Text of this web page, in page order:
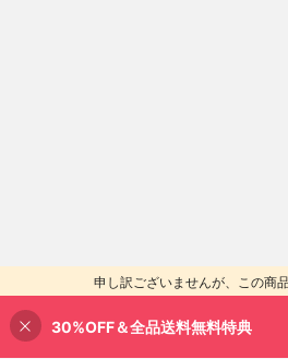
申し訳ございませんが、この商
類似商品
30%OFF＆全品送料無料特典